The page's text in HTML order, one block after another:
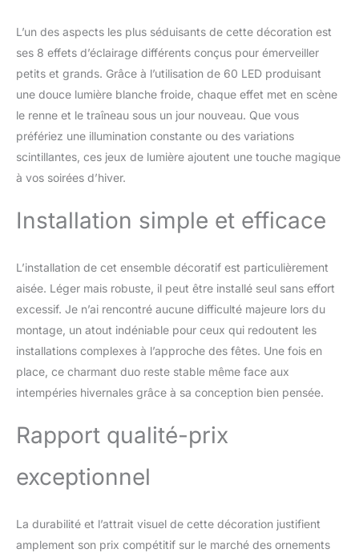
L’un des aspects les plus séduisants de cette décoration est
ses 8 effets d’éclairage différents conçus pour émerveiller
petits et grands. Grâce à l’utilisation de 60 LED produisant
une douce lumière blanche froide, chaque effet met en scène
le renne et le traîneau sous un jour nouveau. Que vous
préfériez une illumination constante ou des variations
scintillantes, ces jeux de lumière ajoutent une touche magique
à vos soirées d’hiver.
Installation simple et efficace
L’installation de cet ensemble décoratif est particulièrement
aisée. Léger mais robuste, il peut être installé seul sans effort
excessif. Je n’ai rencontré aucune difficulté majeure lors du
montage, un atout indéniable pour ceux qui redoutent les
installations complexes à l’approche des fêtes. Une fois en
place, ce charmant duo reste stable même face aux
intempéries hivernales grâce à sa conception bien pensée.
Rapport qualité-prix
exceptionnel
La durabilité et l’attrait visuel de cette décoration justifient
amplement son prix compétitif sur le marché des ornements